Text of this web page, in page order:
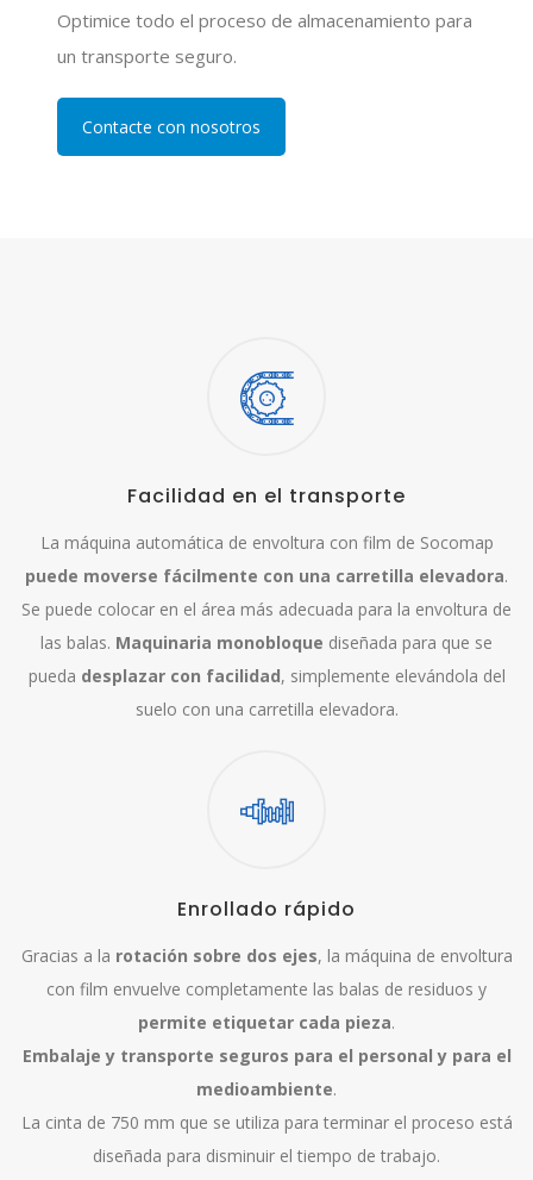
Optimice todo el proceso de almacenamiento para
un transporte seguro.
Contacte con nosotros
Facilidad en el transporte
La máquina automática de envoltura con film de Socomap
puede moverse fácilmente con una carretilla elevadora.
Se puede colocar en el área más adecuada para la envoltura de
las balas. Maquinaria monobloque diseñada para que se
pueda desplazar con facilidad, simplemente elevándola del
suelo con una carretilla elevadora.
Enrollado rápido
Gracias a la rotación sobre dos ejes, la máquina de envoltura
con film envuelve completamente las balas de residuos y
permite etiquetar cada pieza.
Embalaje y transporte seguros para el personal y para el
medioambiente.
La cinta de 750 mm que se utiliza para terminar el proceso está
diseñada para disminuir el tiempo de trabajo.